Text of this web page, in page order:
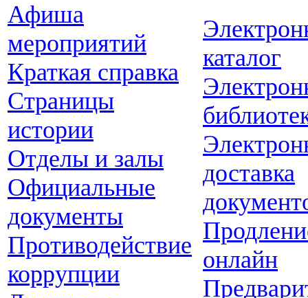
Афиша
мероприятий
Краткая справка
Страницы
истории
Отделы и залы
Официальные
документы
Противодействие
коррупции
каталог
доставка
онлайн